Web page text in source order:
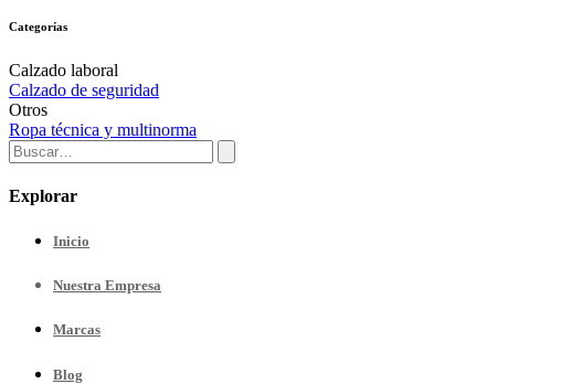
Categorías
Calzado laboral
Calzado de seguridad
Otros
Ropa técnica y multinorma
Explorar
Inicio
Nuestra Empresa
Marcas
Blog